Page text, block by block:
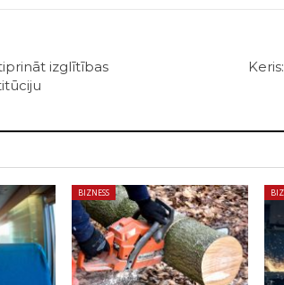
izglītības
BIZNESS